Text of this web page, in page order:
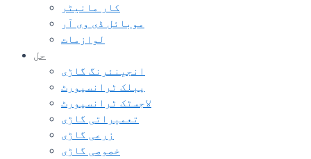
کار مانیٹر
موبائل ڈی وی آر
لوازمات
حل
انجینئرنگ گاڑی
پبلک ٹرانسپورٹ
لاجسٹک ٹرانسپورٹ
تعمیراتی گاڑی
زرعی گاڑی
خصوصی گاڑی